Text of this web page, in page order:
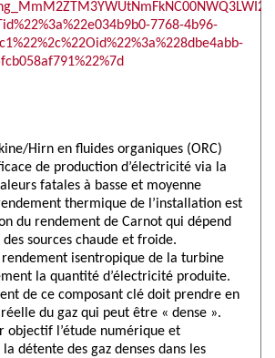
7768-4b96-
Hirn en fluides organiques (ORC)
de production d’électricité via la
fatales à basse et moyenne
thermique de l’installation est
du rendement de Carnot qui dépend
sources chaude et froide.
rendement isentropique de la turbine
la quantité d’électricité produite.
de ce composant clé doit prendre en
du gaz qui peut être « dense ».
objectif l’étude numérique et
détente des gaz denses dans les